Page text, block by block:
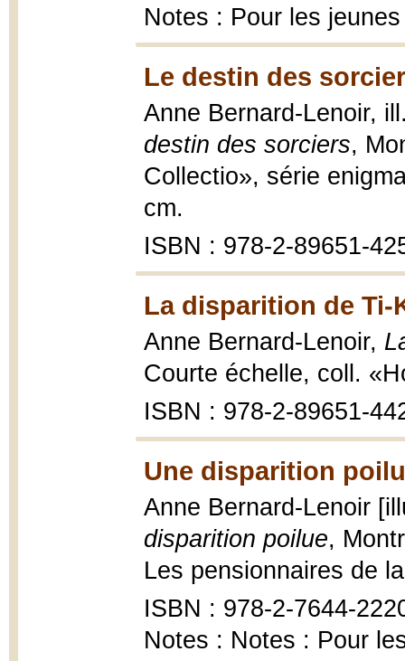
Notes : Pour les jeunes
Le destin des
Anne Bernard-Lenoir,
destin des sorciers,
Collectio», série
cm.
ISBN : 978-2-89651-
La disparition de Ti-
Anne Bernard-Lenoir,
Courte échelle, coll.
ISBN : 978-2-89651-
Une disparition
Anne Bernard-Lenoir
disparition poilue,
Les pensionnaires de
ISBN : 978-2-7644-
Notes : Notes : Pour